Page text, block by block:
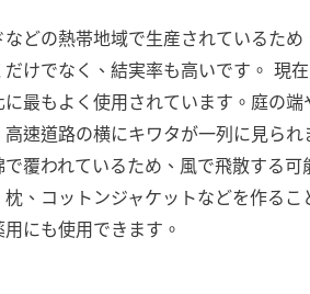
どの熱帯地域で生産されているた
だけでなく、結実率も高いです。 現
に最もよく使用されています。庭の
速道路の横にキワタが一列に見ら
覆われているため、風で飛散する
、コットンジャケットなどを作る
にも使用できます。